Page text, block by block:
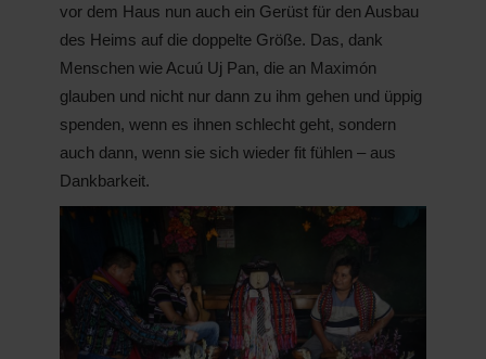
vor dem Haus nun auch ein Gerüst für den Ausbau
des Heims auf die doppelte Größe. Das, dank
Menschen wie Acuú Uj Pan, die an Maximón
glauben und nicht nur dann zu ihm gehen und üppig
spenden, wenn es ihnen schlecht geht, sondern
auch dann, wenn sie sich wieder fit fühlen – aus
Dankbarkeit.